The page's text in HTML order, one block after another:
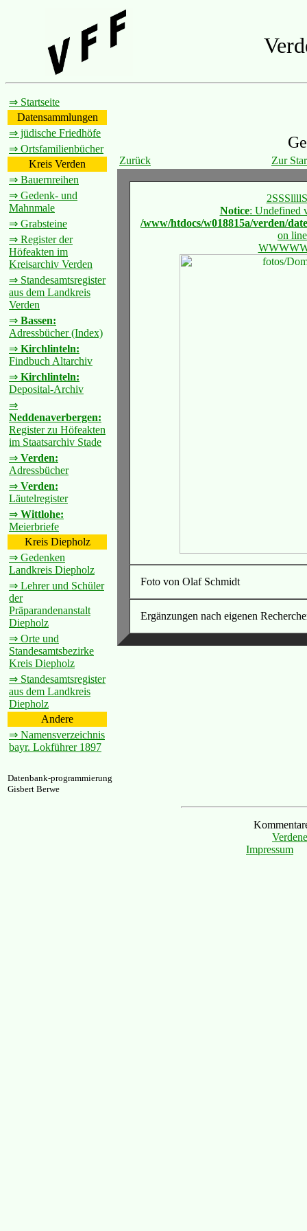
⇒ Startseite
Datensammlungen
⇒ jüdische Friedhöfe
⇒ Ortsfamilienbücher
Kreis Verden
⇒ Bauernreihen
⇒ Gedenk- und
Mahnmale
⇒ Grabsteine
⇒ Register der
Höfeakten im
Kreisarchiv Verden
⇒ Standesamtsregister
aus dem Landkreis
Verden
⇒ Bassen:
Adressbücher (Index)
⇒ Kirchlinteln:
Findbuch Altarchiv
⇒ Kirchlinteln:
Deposital-Archiv
⇒
Neddenaverbergen:
Register zu Höfeakten
im Staatsarchiv Stade
⇒ Verden:
Adressbücher
⇒ Verden:
Läutelregister
⇒ Wittlohe:
Meierbriefe
Kreis Diepholz
⇒ Gedenken
Landkreis Diepholz
⇒ Lehrer und Schüler
der
Präparandenanstalt
Diepholz
⇒ Orte und
Standesamtsbezirke
Kreis Diepholz
⇒ Standesamtsregister
aus dem Landkreis
Diepholz
Andere
⇒ Namensverzeichnis
bayr. Lokführer 1897
Zurück Zur
Notice: Undefined
/www/htdocs/w018815a/verden/
on
Foto von Olaf Schmidt
Ergänzungen nach eigenen
Datenbank-programmierung
Gisbert Berwe
Impressum